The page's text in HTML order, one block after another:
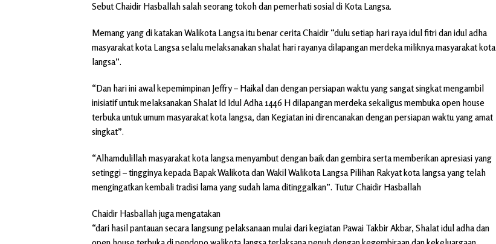
Sebut Chaidir Hasballah salah seorang tokoh dan pemerhati sosial di Kota Langsa.
Memang yang di katakan Walikota Langsa itu benar cerita Chaidir “dulu setiap hari raya idul fitri dan idul adha
masyarakat kota Langsa selalu melaksanakan shalat hari rayanya dilapangan merdeka miliknya masyarakat kota
langsa”.
“Dan hari ini awal kepemimpinan Jeffry – Haikal dan dengan persiapan waktu yang sangat singkat mengambil
inisiatif untuk melaksanakan Shalat Id Idul Adha 1446 H dilapangan merdeka sekaligus membuka open house
terbuka untuk umum masyarakat kota langsa, dan Kegiatan ini direncanakan dengan persiapan waktu yang amat
singkat”.
“Alhamdulillah masyarakat kota langsa menyambut dengan baik dan gembira serta memberikan apresiasi yang
setinggi – tingginya kepada Bapak Walikota dan Wakil Walikota Langsa Pilihan Rakyat kota langsa yang telah
mengingatkan kembali tradisi lama yang sudah lama ditinggalkan”. Tutur Chaidir Hasballah
Chaidir Hasballah juga mengatakan
“dari hasil pantauan secara langsung pelaksanaan mulai dari kegiatan Pawai Takbir Akbar, Shalat idul adha dan